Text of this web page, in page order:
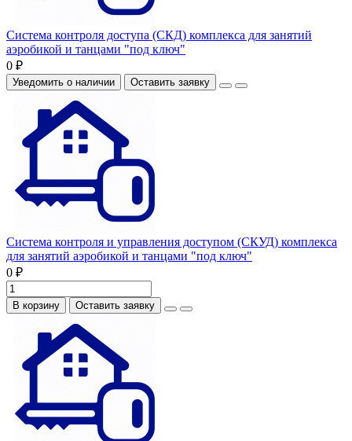
Система контроля доступа (СКД) комплекса для занятий
аэробикой и танцами "под ключ"
0 ₽
Уведомить о наличии Оставить заявку
Система контроля и управления доступом (СКУД) комплекса
для занятий аэробикой и танцами "под ключ"
0 ₽
В корзину Оставить заявку